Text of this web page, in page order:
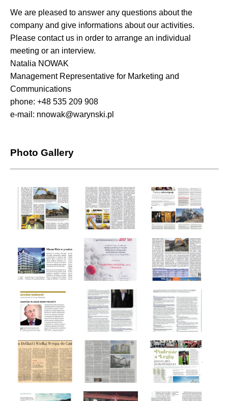
We are pleased to answer any questions about the
company and give informations about our activities.
Please contact us in order to arrange an individual
meeting or an interview.
Natalia NOWAK
Management Representative for Marketing and
Communications
phone: +48 535 209 908
e-mail: nnowak@warynski.pl
Photo Gallery